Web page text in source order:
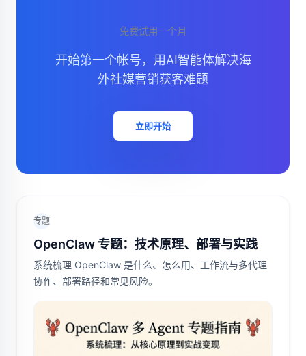
免费试用一个月
开始第一个帐号，用AI智能体解决海
外社媒营销获客难题
立即开始
专题
OpenClaw 专题：技术原理、部署与实践
系统梳理 OpenClaw 是什么、怎么用、工作流与多代理
协作、部署路径和常见风险。